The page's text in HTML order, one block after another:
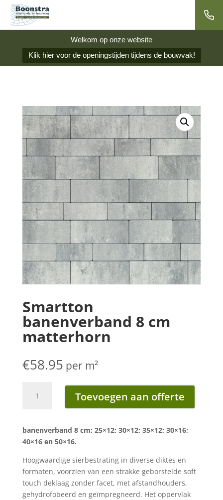
Welkom op onze website
Klik hier voor de openingstijden tijdens de bouwvak!
Smartton
banenverband 8 cm
matterhorn
€58.95 per m²
banenverband
matterhorn
aantal
Toevoegen aan offerte
banenverband 8 cm: 25×12; 30×12; 35×12; 30×16;
40×16 en 50×16.
Hoogwaardige sierbestrating in diverse diktes en
formaten, voorzien van een strakke geborstelde soft
touch deklaag zonder facet, met afstandhouders,
gehydrofobeerd en geïmpregneerd. Het oppervlak